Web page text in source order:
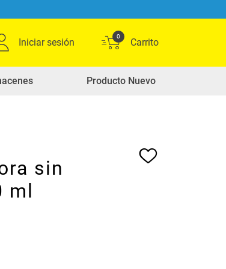
Iniciar sesión
0
Producto Nuevo
sin
ml